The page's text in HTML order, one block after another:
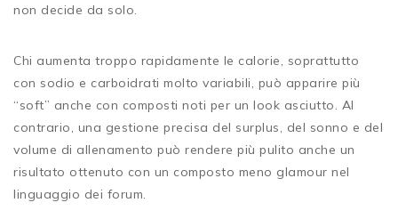
non decide da solo.
Chi aumenta troppo rapidamente le calorie, soprattutto
con sodio e carboidrati molto variabili, può apparire più
“soft” anche con composti noti per un look asciutto. Al
contrario, una gestione precisa del surplus, del sonno e del
volume di allenamento può rendere più pulito anche un
risultato ottenuto con un composto meno glamour nel
linguaggio dei forum.